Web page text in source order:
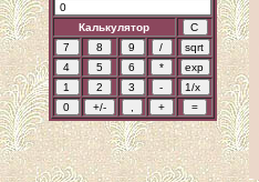
Калькулятор